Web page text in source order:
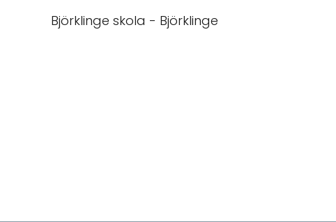
Björklinge skola - Björklinge